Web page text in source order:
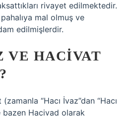
rivayet edilmektedir.
mal olmuş ve
edilmişlerdir.
VE HACIVAT
“Hacı İvaz”dan “Hacı
bazen Hacivad olarak